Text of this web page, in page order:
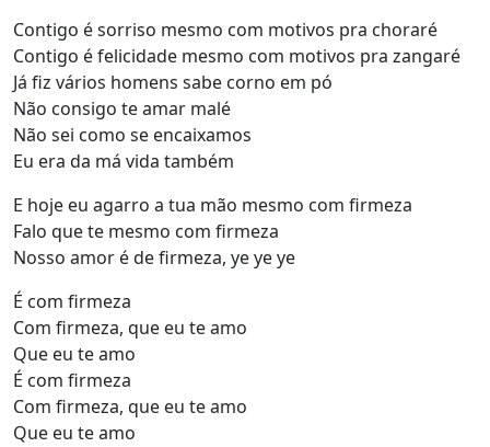
Contigo é sorriso mesmo com motivos pra choraré
Contigo é felicidade mesmo com motivos pra zangaré
Já fiz vários homens sabe corno em pó
Não consigo te amar malé
Não sei como se encaixamos
Eu era da má vida também
E hoje eu agarro a tua mão mesmo com firmeza
Falo que te mesmo com firmeza
Nosso amor é de firmeza, ye ye ye
É com firmeza
Com firmeza, que eu te amo
Que eu te amo
É com firmeza
Com firmeza, que eu te amo
Que eu te amo